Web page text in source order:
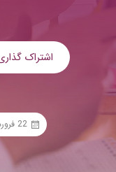
اشتراک
22 فروردین 1401